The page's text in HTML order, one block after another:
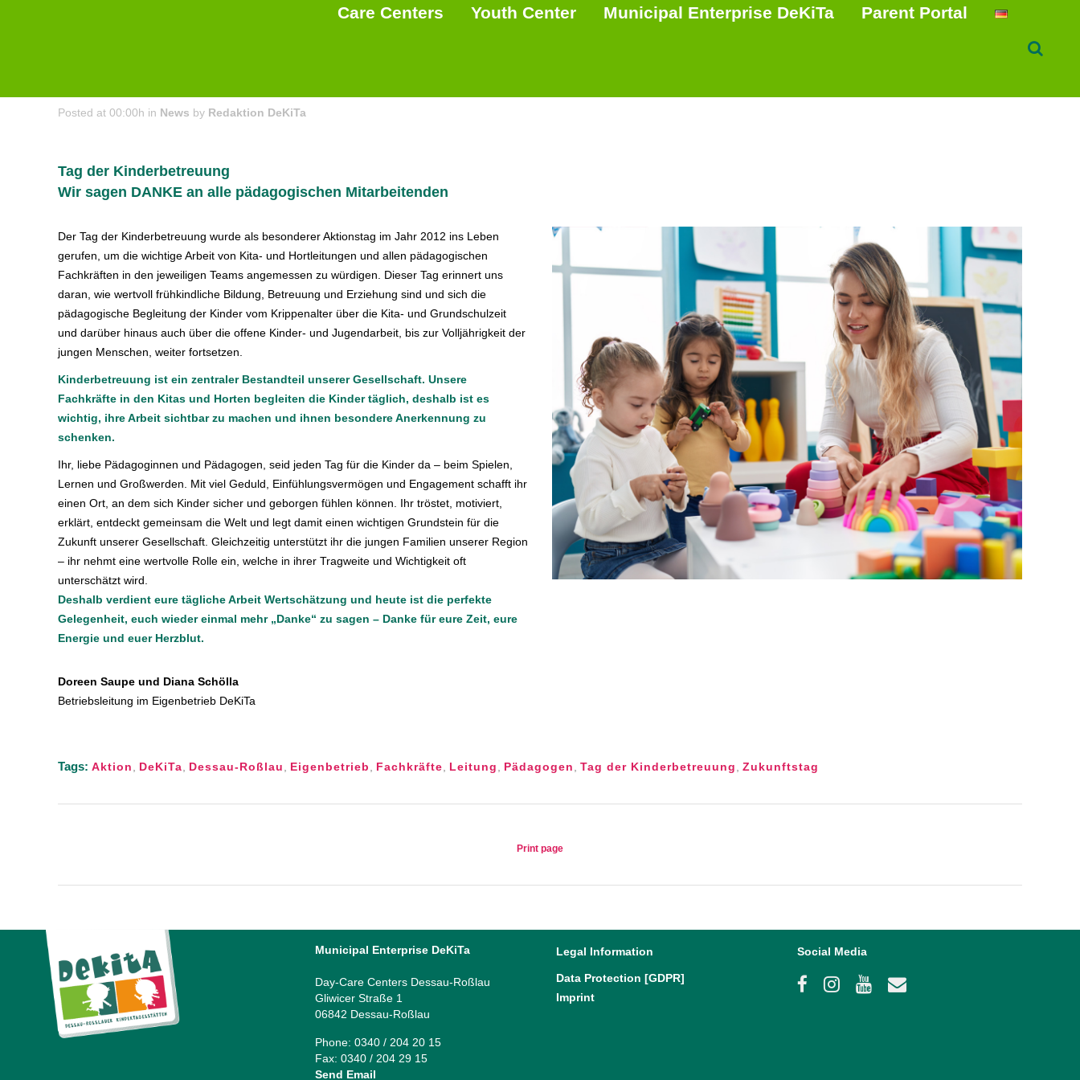
Care Centers Youth Center Municipal Enterprise DeKiTa Parent Portal
Posted at 00:00h in News by Redaktion DeKiTa
Tag der Kinderbetreuung
Wir sagen DANKE an alle pädagogischen Mitarbeitenden
Der Tag der Kinderbetreuung wurde als besonderer Aktionstag im Jahr 2012 ins Leben
gerufen, um die wichtige Arbeit von Kita- und Hortleitungen und allen pädagogischen
Fachkräften in den jeweiligen Teams angemessen zu würdigen. Dieser Tag erinnert uns
daran, wie wertvoll frühkindliche Bildung, Betreuung und Erziehung sind und sich die
pädagogische Begleitung der Kinder vom Krippenalter über die Kita- und Grundschulzeit
und darüber hinaus auch über die offene Kinder- und Jugendarbeit, bis zur Volljährigkeit der
jungen Menschen, weiter fortsetzen.
Kinderbetreuung ist ein zentraler Bestandteil unserer Gesellschaft. Unsere
Fachkräfte in den Kitas und Horten begleiten die Kinder täglich, deshalb ist es
wichtig, ihre Arbeit sichtbar zu machen und ihnen besondere Anerkennung zu
schenken.
Ihr, liebe Pädagoginnen und Pädagogen, seid jeden Tag für die Kinder da – beim Spielen,
Lernen und Großwerden. Mit viel Geduld, Einfühlungsvermögen und Engagement schafft ihr
einen Ort, an dem sich Kinder sicher und geborgen fühlen können. Ihr tröstet, motiviert,
erklärt, entdeckt gemeinsam die Welt und legt damit einen wichtigen Grundstein für die
Zukunft unserer Gesellschaft. Gleichzeitig unterstützt ihr die jungen Familien unserer Region
– ihr nehmt eine wertvolle Rolle ein, welche in ihrer Tragweite und Wichtigkeit oft
unterschätzt wird.
Deshalb verdient eure tägliche Arbeit Wertschätzung und heute ist die perfekte
Gelegenheit, euch wieder einmal mehr „Danke“ zu sagen – Danke für eure Zeit, eure
Energie und euer Herzblut.
Doreen Saupe und Diana Schölla
Betriebsleitung im Eigenbetrieb DeKiTa
Tags: Aktion DeKiTa Dessau-Roßlau Eigenbetrieb Fachkräfte Leitung Pädagogen Tag der Kinderbetreuung Zukunftstag
Print page
Municipal Enterprise DeKiTa
Day-Care Centers Dessau-Roßlau
Gliwicer Straße 1
06842 Dessau-Roßlau
Phone: 0340 / 204 20 15
Fax: 0340 / 204 29 15
Send Email
Legal Information
Data Protection [GDPR]
Imprint
Social Media